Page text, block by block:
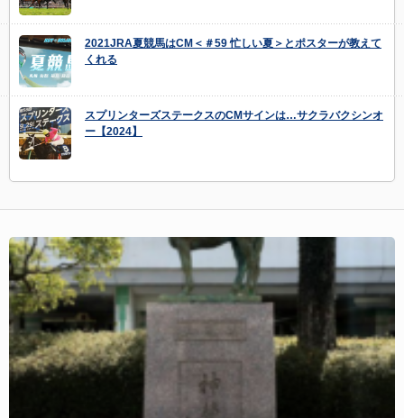
2021JRA夏競馬はCM＜＃59 忙しい夏＞とポスターが教えて
くれる
スプリンターズステークスのCMサインは…サクラバクシンオ
ー【2024】